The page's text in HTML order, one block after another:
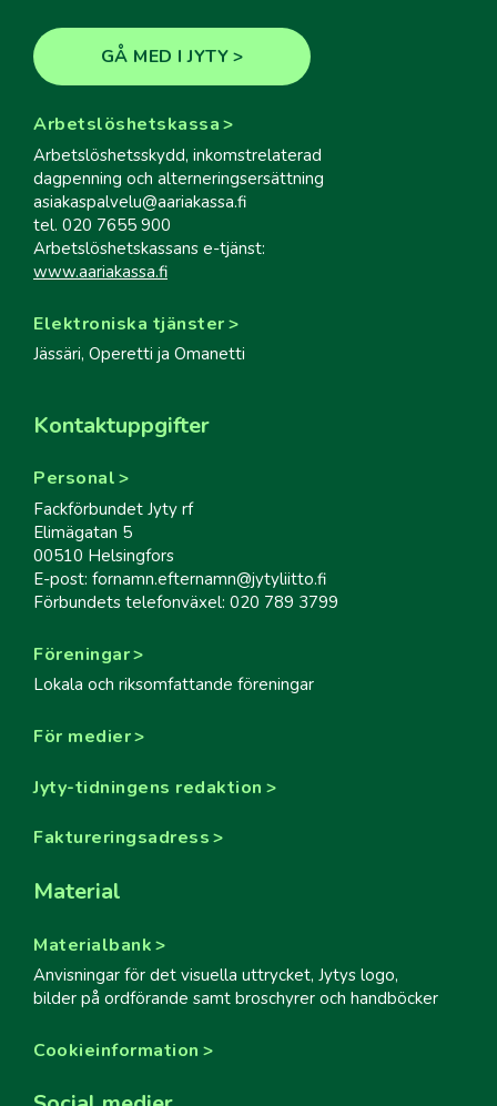
GÅ MED I JYTY
Arbetslöshetskassa
Arbetslöshetsskydd, inkomstrelaterad
dagpenning och alterneringsersättning
asiakaspalvelu@aariakassa.fi
tel. 020 7655 900
Arbetslöshetskassans e-tjänst:
www.aariakassa.fi
Elektroniska tjänster
Jässäri, Operetti ja Omanetti
Kontaktuppgifter
Personal
Fackförbundet Jyty rf
Elimägatan 5
00510 Helsingfors
E-post: fornamn.efternamn@jytyliitto.fi
Förbundets telefonväxel: 020 789 3799
Föreningar
Lokala och riksomfattande föreningar
För medier
Jyty-tidningens redaktion
Faktureringsadress
Material
Materialbank
Anvisningar för det visuella uttrycket, Jytys logo,
bilder på ordförande samt broschyrer och handböcker
Cookieinformation